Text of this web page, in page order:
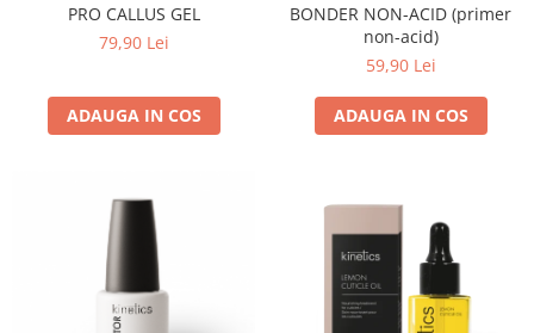
PRO CALLUS GEL
79,90 Lei
ADAUGA IN COS
BONDER NON-ACID (primer
non-acid)
59,90 Lei
ADAUGA IN COS